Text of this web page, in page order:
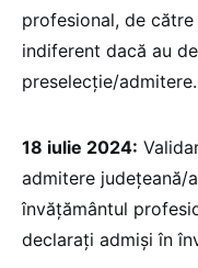
profesional, de
indiferent dacă au
preselecție/admitere.
18 iulie 2024:
admitere județeană/
învățământul
declarați admiși în